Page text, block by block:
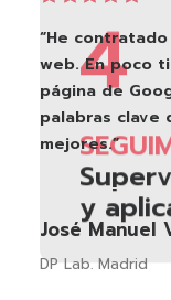
4
y
“He
web. En poco
página de
palabras clave
mejores.”
José Manuel
DP Lab. Madrid